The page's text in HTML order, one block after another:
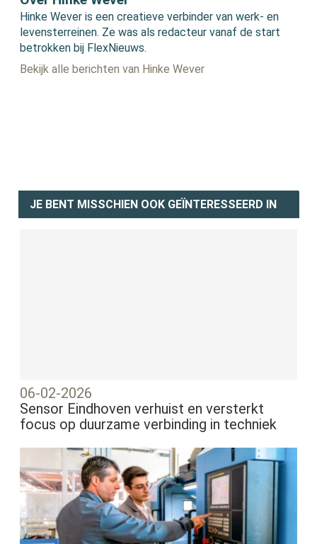
Hinke Wever is een creatieve verbinder van werk- en
levensterreinen. Ze was als redacteur vanaf de start
betrokken bij FlexNieuws.
Bekijk alle berichten van Hinke Wever
JE BENT MISSCHIEN OOK GEÏNTERESSEERD IN
06-02-2026
Sensor Eindhoven verhuist en versterkt
focus op duurzame verbinding in techniek